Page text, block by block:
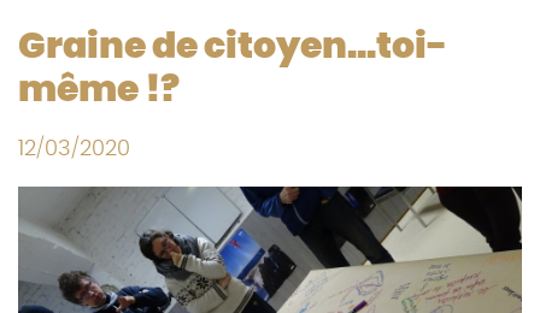
Graine de citoyen...toi-
même !?
12/03/2020